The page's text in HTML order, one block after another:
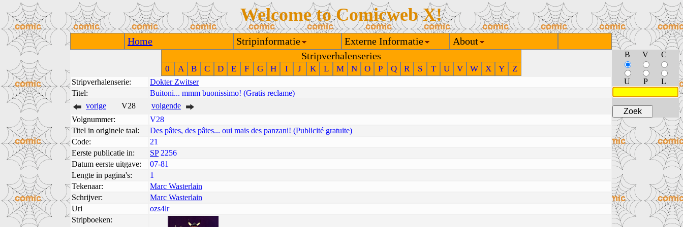
Welcome to Comicweb X!
Home Stripinformatie Externe Informatie
About
Stripverhalenseries
0 A B C D E F G H I J K L M N O P Q R S T U V W X Y Z
Stripverhalenserie:
Dokter Zwitser
Titel:
Buitoni... mmm buonissimo! (Gratis reclame)
vorige
V28
volgende
Volgnummer:
V28
Titel in originele taal:
Des pâtes, des pâtes... oui mais des panzani! (Publicité gratuite)
Code:
21
Eerste publicatie in:
SP2256
Datum eerste uitgave:
07-81
Lengte in pagina's:
1
Tekenaar:
Marc Wasterlain
Schrijver:
Marc Wasterlain
Uri
ozs4lr
Stripboeken:
B V C
U P L